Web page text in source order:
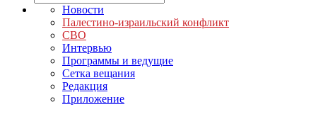
Новости
Палестино-израильский конфликт
СВО
Интервью
Программы и ведущие
Сетка вещания
Редакция
Приложение